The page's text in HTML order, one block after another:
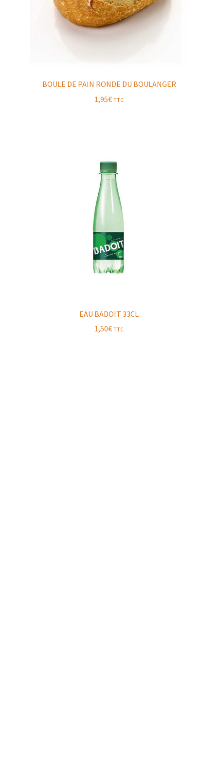
BOULE DE PAIN RONDE DU BOULANGER
1,95€ TTC
EAU BADOIT 33CL
1,50€ TTC